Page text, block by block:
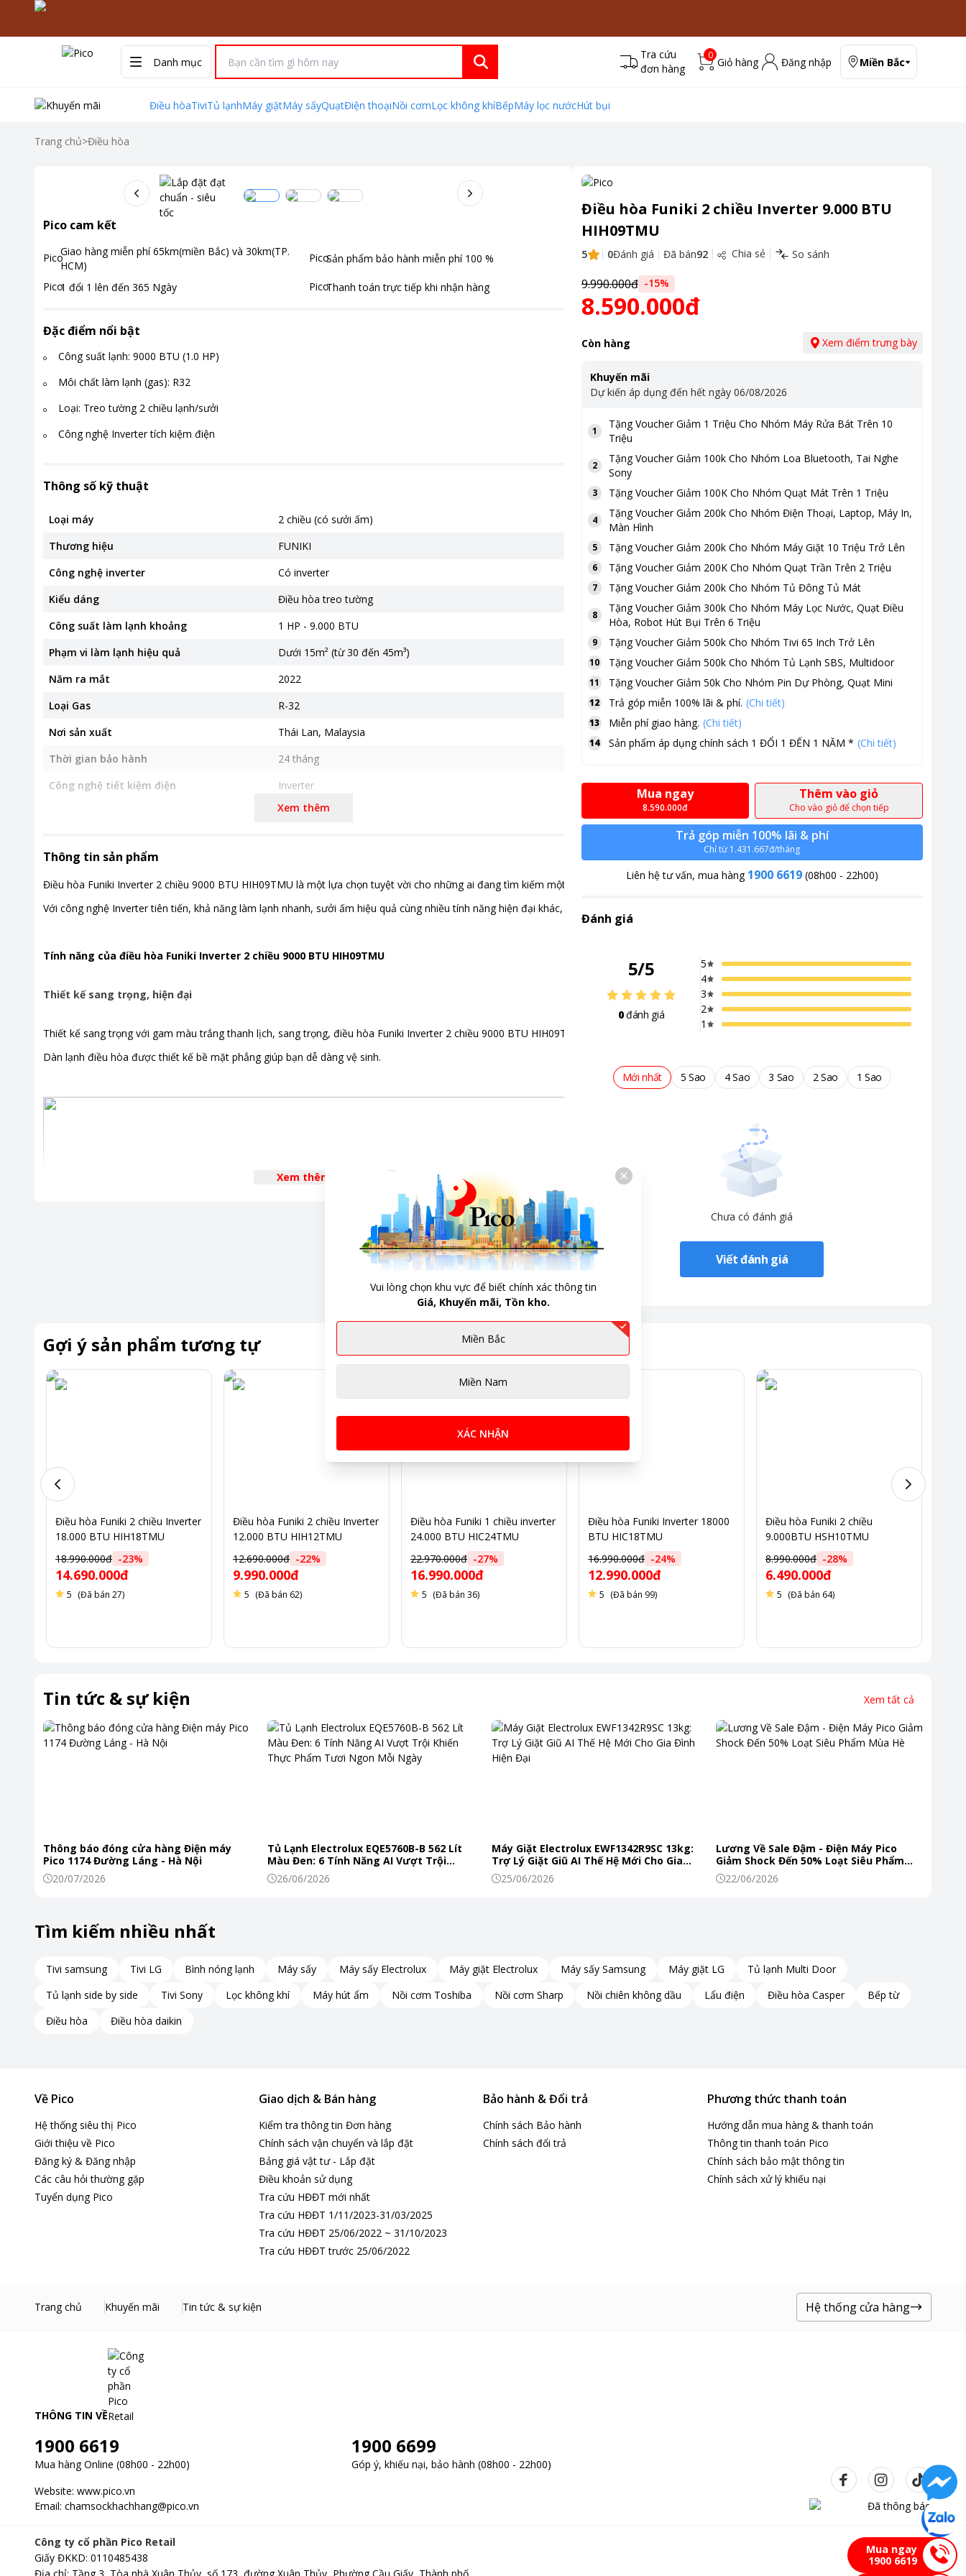
Danh mục
Tra cứu
đơn hàng
0
Giỏ hàng Đăng nhập Miền Bắc
Điều hòaTiviTủ lạnhMáy giặtMáy sấyQuạtĐiện thoạiNồi cơmLọc không khíBếpMáy lọc nướcHút bụi
Mua ngay
1900 6619
Trang chủ>Điều hòa
Pico cam kết
Giao hàng miễn phí 65km(miền Bắc) và 30km(TP.
HCM)
Sản phẩm bảo hành miễn phí 100 %
1 đổi 1 lên đến 365 Ngày Thanh toán trực tiếp khi nhận hàng
Đặc điểm nổi bật
Công suất lạnh: 9000 BTU (1.0 HP)
Môi chất làm lạnh (gas): R32
Loại: Treo tường 2 chiều lạnh/sưởi
Công nghệ Inverter tích kiệm điện
Thông số kỹ thuật
Loại máy
2 chiều (có sưởi ấm)
Thương hiệu
FUNIKI
Công nghệ inverter
Có inverter
Kiểu dáng
Điều hòa treo tường
Công suất làm lạnh khoảng
1 HP - 9.000 BTU
Phạm vi làm lạnh hiệu quả
Dưới 15m² (từ 30 đến 45m³)
Năm ra mắt
2022
Loại Gas
R-32
Nơi sản xuất
Thái Lan, Malaysia
Thời gian bảo hành
24 tháng
Công nghệ tiết kiệm điện
Inverter
Đảo chiều lên xuống
Kích thước - Khối lượng dàn nóng
720 x 270 x 495 mm
Khối lượng 23.2 kg
Tiện ích
khi mới bật máy
Xem thêm
Thông tin sản phẩm
Điều hòa Funiki Inverter 2 chiều 9000 BTU HIH09TMU là một lựa chọn tuyệt vời cho những ai đang tìm kiếm một thiết bị mang đến sự tiện nghi và tiết kiệm năng lượng tối ưu ở phân khúc giá vừa
Với công nghệ Inverter tiên tiến, khả năng làm lạnh nhanh, sưởi ấm hiệu quả cùng nhiều tính năng hiện đại khác, HIH09TMU sẽ mang đến cho bạn một không gian sống hoàn hảo trong mọi mùa.
Tính năng của điều hòa Funiki Inverter 2 chiều 9000 BTU HIH09TMU
Thiết kế sang trọng, hiện đại
Thiết kế sang trọng với gam màu trắng thanh lịch, sang trọng, điều hòa Funiki Inverter 2 chiều 9000 BTU HIH09TMU đáp ứng được hầu hết các không gian nội thất khác nhau từ cổ điển tới hiện đại.
Dàn lạnh điều hòa được thiết kế bề mặt phẳng giúp bạn dễ dàng vệ sinh.
Xem thêm
Điều hòa Funiki 2 chiều Inverter 9.000 BTU
HIH09TMU
5 0Đánh giá Đã bán92 Chia sẻ So sánh
9.990.000đ -15%
8.590.000đ
Còn hàng Xem điểm trưng bày
Khuyến mãi
Dự kiến áp dụng đến hết ngày 06/08/2026
1
TặngVoucher Giảm 1 Triệu Cho Nhóm Máy Rửa Bát Trên 10
Triệu
2
TặngVoucher Giảm 100k Cho Nhóm Loa Bluetooth, Tai Nghe
Sony
3 TặngVoucher Giảm 100K Cho Nhóm Quạt Mát Trên 1 Triệu
4
TặngVoucher Giảm 200k Cho Nhóm Điện Thoại, Laptop, Máy In,
Màn Hình
5 TặngVoucher Giảm 200k Cho Nhóm Máy Giặt 10 Triệu Trở Lên
6 TặngVoucher Giảm 200K Cho Nhóm Quạt Trần Trên 2 Triệu
7 TặngVoucher Giảm 200k Cho Nhóm Tủ Đông Tủ Mát
8
TặngVoucher Giảm 300k Cho Nhóm Máy Lọc Nước, Quạt Điều
Hòa, Robot Hút Bụi Trên 6 Triệu
9 TặngVoucher Giảm 500k Cho Nhóm Tivi 65 Inch Trở Lên
10 TặngVoucher Giảm 500k Cho Nhóm Tủ Lạnh SBS, Multidoor
11 TặngVoucher Giảm 50k Cho Nhóm Pin Dự Phòng, Quạt Mini
12 Trả góp miễn 100% lãi & phí. (Chi tiết)
13 Miễn phí giao hàng. (Chi tiết)
14 Sản phẩm áp dụng chính sách 1 ĐỔI 1 ĐẾN 1 NĂM * (Chi tiết)
Mua ngay
8.590.000đ
Thêm vào giỏ
Cho vào giỏ để chọn tiếp
Trả góp miễn 100% lãi & phí
Chỉ từ 1.431.667đ/tháng
Liên hệ tư vấn, mua hàng 1900 6619 (08h00 - 22h00)
Đánh giá
5/5
0đánh giá
5
4
3
2
1
Mới nhất 5 Sao 4 Sao 3 Sao 2 Sao 1 Sao
Chưa có đánh giá
Viết đánh giá
Gợi ý sản phẩm tương tự
Điều hòa Funiki 2 chiều Inverter
18.000 BTU HIH18TMU
18.990.000đ -23%
14.690.000đ
5 (Đã bán 27)
Điều hòa Funiki 2 chiều Inverter
12.000 BTU HIH12TMU
12.690.000đ -22%
9.990.000đ
5 (Đã bán 62)
Điều hòa Funiki 1 chiều inverter
24.000 BTU HIC24TMU
22.970.000đ -27%
16.990.000đ
5 (Đã bán 36)
Điều hòa Funiki Inverter 18000
BTU HIC18TMU
16.990.000đ -24%
12.990.000đ
5 (Đã bán 99)
Điều hòa Funiki 2 chiều
9.000BTU HSH10TMU
8.990.000đ -28%
6.490.000đ
5 (Đã bán 64)
Tin tức & sự kiện Xem tất cả
Thông báo đóng cửa hàng Điện máy
Pico 1174 Đường Láng - Hà Nội
20/07/2026
Tủ Lạnh Electrolux EQE5760B-B 562 Lít
Màu Đen: 6 Tính Năng AI Vượt Trội
Khiến Thực Phẩm Tươi Ngon Mỗi Ngày
26/06/2026
Máy Giặt Electrolux EWF1342R9SC 13kg:
Trợ Lý Giặt Giũ AI Thế Hệ Mới Cho Gia
Đình Hiện Đại
25/06/2026
Lương Về Sale Đậm - Điện Máy Pico
Giảm Shock Đến 50% Loạt Siêu Phẩm
Mùa Hè
22/06/2026
Tìm kiếm nhiều nhất
Tivi samsung Tivi LG Bình nóng lạnh Máy sấy Máy sấy Electrolux Máy giặt Electrolux Máy sấy Samsung Máy giặt LG
Tủ lạnh Multi Door
Tủ lạnh side by side
Tivi Sony Lọc không khí Máy hút ẩm Nồi cơm Toshiba Nồi cơm Sharp Nồi chiên không dầu Lẩu điện Điều hòa Casper
Bếp từ
Điều hòa
Điều hòa daikin
Về Pico
Hệ thống siêu thị Pico
Giới thiệu về Pico
Đăng ký & Đăng nhập
Các câu hỏi thường gặp
Tuyển dụng Pico
Giao dịch & Bán hàng
Kiểm tra thông tin Đơn hàng
Chính sách vận chuyển và lắp đặt
Bảng giá vật tư - Lắp đặt
Điều khoản sử dụng
Tra cứu HĐĐT mới nhất
Tra cứu HĐĐT 1/11/2023-31/03/2025
Tra cứu HĐĐT 25/06/2022 ~ 31/10/2023
Tra cứu HĐĐT trước 25/06/2022
Bảo hành & Đổi trả
Chính sách Bảo hành
Chính sách đổi trả
Phương thức thanh toán
Hướng dẫn mua hàng & thanh toán
Thông tin thanh toán Pico
Chính sách bảo mật thông tin
Chính sách xử lý khiếu nại
Trang chủ Khuyến mãi Tin tức & sự kiện Hệ thống cửa hàng
THÔNG TIN VỀ
1900 6619
Mua hàng Online (08h00 - 22h00)
1900 6699
Góp ý, khiếu nại, bảo hành (08h00 - 22h00)
Website: www.pico.vn
Email: chamsockhachhang@pico.vn
Công ty cổ phần Pico Retail
Giấy ĐKKD: 0110485438
Vui lòng chọn khu vực để biết chính xác thông tin
Giá, Khuyến mãi, Tồn kho.
Miền Bắc
Miền Nam
XÁC NHẬN